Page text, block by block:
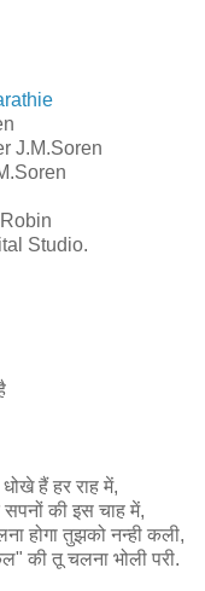
J.M.Soren
Studio.
हैं हर राह में,
की इस चाह में,
होगा तुझको नन्ही कली,
की तू चलना भोली परी.